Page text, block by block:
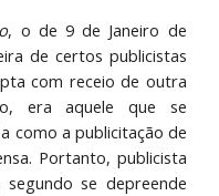
, o de 9 de Janeiro de
de certos publicistas
com receio de outra
era aquele que se
como a publicitação de
Portanto, publicista
se depreende